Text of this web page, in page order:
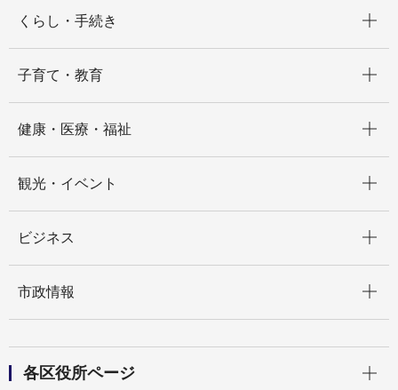
くらし・手続き
子育て・教育
健康・医療・福祉
観光・イベント
ビジネス
市政情報
各区役所ページ